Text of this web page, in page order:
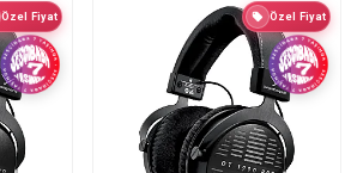
Özel Fiyat Özel Fiyat